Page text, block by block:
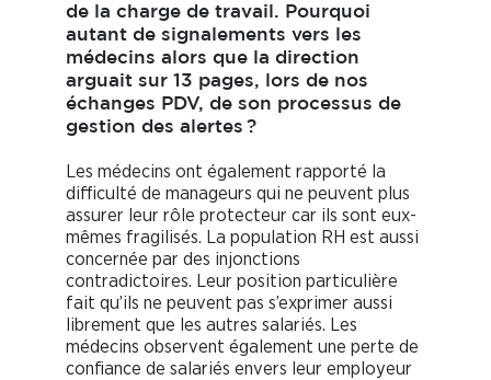
de la charge de travail. Pourquoi
autant de signalements vers les
médecins alors que la direction
arguait sur 13 pages, lors de nos
échanges PDV, de son processus de
gestion des alertes ?
Les médecins ont également rapporté la
difficulté de manageurs qui ne peuvent plus
assurer leur rôle protecteur car ils sont eux-
mêmes fragilisés. La population RH est aussi
concernée par des injonctions
contradictoires. Leur position particulière
fait qu’ils ne peuvent pas s’exprimer aussi
librement que les autres salariés. Les
médecins observent également une perte de
confiance de salariés envers leur employeur